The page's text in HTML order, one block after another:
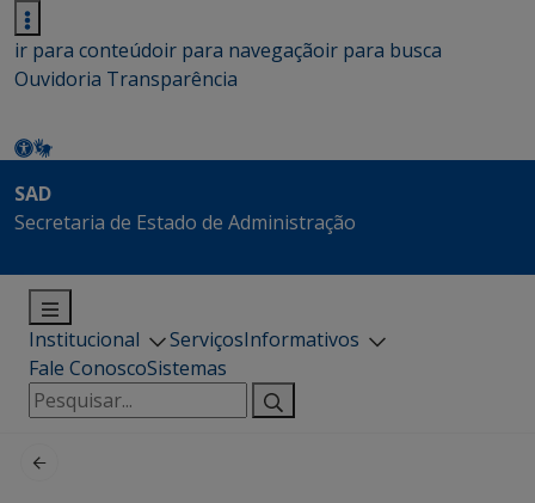
ir para conteúdoir para navegaçãoir para busca
Ouvidoria Transparência
SAD
Secretaria de Estado de Administração
Institucional ServiçosInformativos
Fale ConoscoSistemas
Pesquisar
por: